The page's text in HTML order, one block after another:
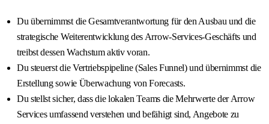
Du übernimmst die Gesamtverantwortung für den Ausbau und die
strategische Weiterentwicklung des Arrow-Services-Geschäfts und
treibst dessen Wachstum aktiv voran.
Du steuerst die Vertriebspipeline (Sales Funnel) und übernimmst die
Erstellung sowie Überwachung von Forecasts.
Du stellst sicher, dass die lokalen Teams die Mehrwerte der Arrow
Services umfassend verstehen und befähigt sind, Angebote zu